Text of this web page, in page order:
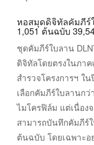
หอสมุดดิจิทัลคัมภีร์
1,051 ต้นฉบับ
ชุดคัมภีร์ใบลาน
ดิจิทัลโดยตรงในภา
สำรวจโครงการฯ ใ
เลือกคัมภีร์ใบลานก
ไมโครฟิล์ม แต่เนื่อง
สามารถบันทึกคัมภีร์
ต้นฉบับ โดยเฉพาะอ